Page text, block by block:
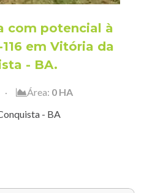
com potencial à
em Vitória da
- BA.
Área: 0 HA
- BA